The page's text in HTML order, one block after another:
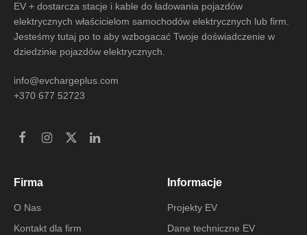
EV + dostarcza stacje i kable do ładowania pojazdów
elektrycznych właścicielom samochodów elektrycznych lub firm.
Jesteśmy tutaj po to aby wzbogacać Twoje doświadczenie w
dziedzinie pojazdów elektrycznych.
info@evchargeplus.com
+370 677 52723
Firma
O Nas
Kontakt dla firm
Informacje
Projekty EV
Dane techniczne EV